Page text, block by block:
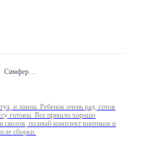
Симферополь
и лампа. Ребенок очень рад, готов
готовы. Все пришло хорошо
сколов, полный комплект винтиков и
сборки.